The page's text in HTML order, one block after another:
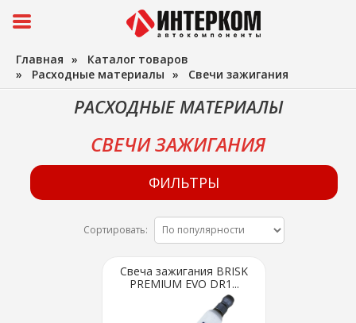
Главная » Каталог товаров
» Расходные материалы » Свечи зажигания
РАСХОДНЫЕ МАТЕРИАЛЫ
СВЕЧИ ЗАЖИГАНИЯ
ФИЛЬТРЫ
Сортировать:
Свеча зажигания BRISK
PREMIUM EVO DR1...